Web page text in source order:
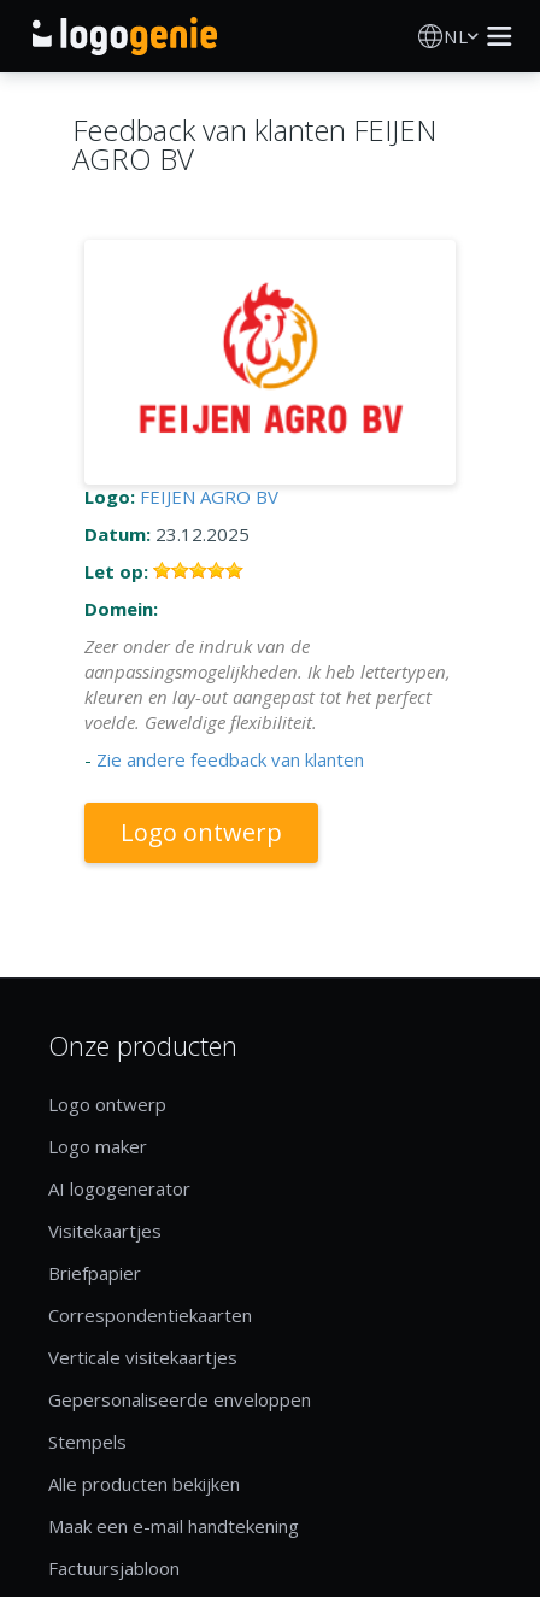
NL
AI logogenerator
Gedrukte producten
INLOGGEN
Feedback van klanten FEIJEN
AGRO BV
Logo: FEIJEN AGRO BV
Datum: 23.12.2025
Let op:
Domein:
Zeer onder de indruk van de
aanpassingsmogelijkheden. Ik heb lettertypen,
kleuren en lay-out aangepast tot het perfect
voelde. Geweldige flexibiliteit.
- Zie andere feedback van klanten
Logo ontwerp
Onze producten
Logo ontwerp
Logo maker
AI logogenerator
Visitekaartjes
Briefpapier
Correspondentiekaarten
Verticale visitekaartjes
Gepersonaliseerde enveloppen
Stempels
Alle producten bekijken
Maak een e-mail handtekening
Factuursjabloon